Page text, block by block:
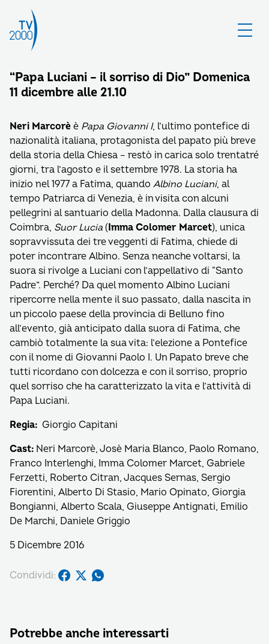
“Papa Luciani – il sorriso di Dio” Domenica
11 dicembre alle 21.10
Neri Marcorè è Papa Giovanni I, l’ultimo pontefice di
nazionalità italiana, protagonista del papato più breve
della storia della Chiesa – restò in carica solo trentatré
giorni, tra l’agosto e il settembre 1978. La storia ha
inizio nel 1977 a Fatima, quando Albino Luciani, al
tempo Patriarca di Venezia, è in visita con alcuni
pellegrini al santuario della Madonna. Dalla clausura di
Coimbra, Suor Lucia (Imma Colomer Marcet), unica
sopravvissuta dei tre veggenti di Fatima, chiede di
poter incontrare Albino. Senza neanche voltarsi, la
suora si rivolge a Luciani con l’appellativo di “Santo
Padre”. Perché? Da quel momento Albino Luciani
ripercorre nella mente il suo passato, dalla nascita in
un piccolo paese della provincia di Belluno fino
all’evento, già anticipato dalla suora di Fatima, che
cambiò totalmente la sua vita: l’elezione a Pontefice
con il nome di Giovanni Paolo I. Un Papato breve che
tutti ricordano con dolcezza e con il sorriso, proprio
quel sorriso che ha caratterizzato la vita e l’attività di
Papa Luciani.
Regia: Giorgio Capitani
Cast: Neri Marcorè, Josè Maria Blanco, Paolo Romano,
Franco Interlenghi, Imma Colomer Marcet, Gabriele
Ferzetti, Roberto Citran, Jacques Sernas, Sergio
Fiorentini, Alberto Di Stasio, Mario Opinato, Giorgia
Bongianni, Alberto Scala, Giuseppe Antignati, Emilio
De Marchi, Daniele Griggio
5 Dicembre 2016
Condividi:
Potrebbe anche interessarti